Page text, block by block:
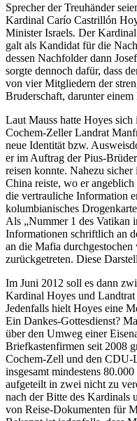
Sprecher der Treuhänder
Kardinal Carío Castrillón
Minister Israels. Der
galt als Kandidat für die
dessen Nachfolder dann
sorgte dennoch dafür, dass
von vier Mitgliedern der
Bruderschaft, darunter
Laut Mauss hatte Hoyes
Cochem-Zeller Landrat
neue Identität bzw.
er im Auftrag der Pius-
reisen konnte. Nahezu sicher
China reiste, wo er
die vertrauliche Information
kolumbianisches
Als „Nummer 1 des Vatikan
Informationen schriftlich an
an die Mafia durchgestochen
zurückgetreten. Diese
Im Juni 2012 soll es dann
Kardinal Hoyes und
Jedenfalls hielt Hoyes eine
Ein Dankes-Gottesdienst?
über den Umweg einer
Briefkastenfirmen seit 2008
Cochem-Zell und den CDU-
insgesamt mindestens
aufgeteilt in zwei nicht zu
nach der Bitte des Kardinals
von Reise-Dokumenten für